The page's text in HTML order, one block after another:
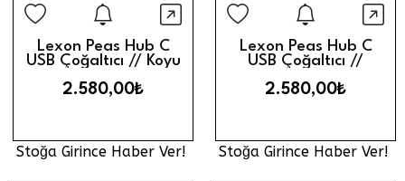
Stoğa Girince Haber Ver
Hızlı Görünüm
Lexon Peas Hub C
USB Çoğaltıcı // Koyu
2.580,00₺
Stoğa Girince Haber Ver!
Stoğa
Lexon Peas Hub C
USB Çoğaltıcı //
2.580,00₺
Stoğa Girince Haber Ver!